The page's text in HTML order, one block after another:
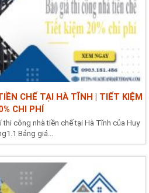
CHẾ TẠI HÀ TĨNH | TIẾT KIỆM
CHI PHÍ
công nhà tiền chế tại Hà Tĩnh của Huy
Bảng giá...